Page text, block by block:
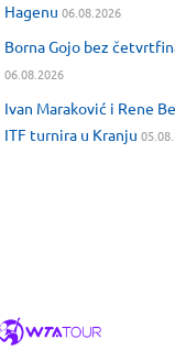
Hagenu 06.08.2026
Borna Gojo bez
06.08.2026
Ivan Maraković i Rene
ITF turnira u Kranju